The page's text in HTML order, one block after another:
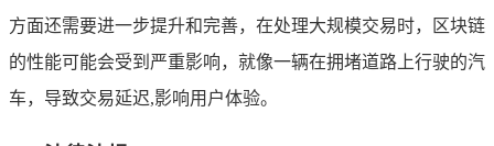
方面还需要进一步提升和完善，在处理大规模交易时，区块链
的性能可能会受到严重影响，就像一辆在拥堵道路上行驶的汽
车，导致交易延迟,影响用户体验。